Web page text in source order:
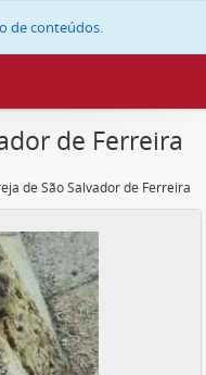
de conteúdos.
de Ferreira
de São Salvador de Ferreira